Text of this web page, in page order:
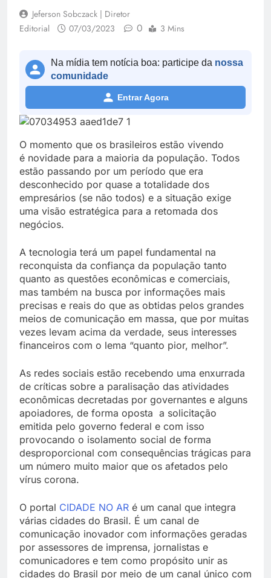
Jeferson Sobczack | Diretor
Editorial
07/03/2023 0 3 Mins
Na mídia tem notícia boa: participe da nossa
comunidade
Entrar Agora
O momento que os brasileiros estão vivendo
é novidade para a maioria da população. Todos
estão passando por um período que era
desconhecido por quase a totalidade dos
empresários (se não todos) e a situação exige
uma visão estratégica para a retomada dos
negócios.
A tecnologia terá um papel fundamental na
reconquista da confiança da população tanto
quanto as questões econômicas e comerciais,
mas também na busca por informações mais
precisas e reais do que as obtidas pelos grandes
meios de comunicação em massa, que por muitas
vezes levam acima da verdade, seus interesses
financeiros com o lema “quanto pior, melhor”.
As redes sociais estão recebendo uma enxurrada
de críticas sobre a paralisação das atividades
econômicas decretadas por governantes e alguns
apoiadores, de forma oposta a solicitação
emitida pelo governo federal e com isso
provocando o isolamento social de forma
desproporcional com consequências trágicas para
um número muito maior que os afetados pelo
vírus corona.
O portal CIDADE NO AR é um canal que integra
várias cidades do Brasil. É um canal de
comunicação inovador com informações geradas
por assessores de imprensa, jornalistas e
comunicadores e tem como propósito unir as
cidades do Brasil por meio de um canal único com